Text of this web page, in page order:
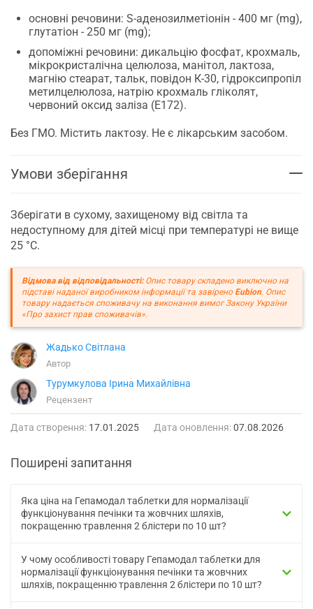
основні речовини: S-аденозилметіонін - 400 мг (mg),
глутатіон - 250 мг (mg);
допоміжні речовини: дикальцію фосфат, крохмаль,
мікрокристалічна целюлоза, манітол, лактоза,
магнію стеарат, тальк, повідон К-30, гідроксипропіл
метилцелюлоза, натрію крохмаль гліколят,
червоний оксид заліза (Е172).
Без ГМО. Містить лактозу. Не є лікарським засобом.
Умови зберігання
Зберігати в сухому, захищеному від світла та
недоступному для дітей місці при температурі не вище
25 °C.
Відмова від відповідальності:Опис товару складено виключно на
підставі наданої виробником інформації та завірено Eubion. Опис
товару надається споживачу на виконання вимог Закону України
«Про захист прав споживачів».
Жадько Світлана
Автор
Турумкулова Ірина Михайлівна
Рецензент
Дата створення: 17.01.2025 Дата оновлення:07.08.2026
Поширені запитання
Яка ціна на Гепамодал таблетки для нормалізації
функціонування печінки та жовчних шляхів,
покращенню травлення 2 блістери по 10 шт?
У чому особливості товару Гепамодал таблетки для
нормалізації функціонування печінки та жовчних
шляхів, покращенню травлення 2 блістери по 10 шт?